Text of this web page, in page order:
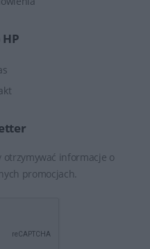
otrzymywać informacje o
promocjach.